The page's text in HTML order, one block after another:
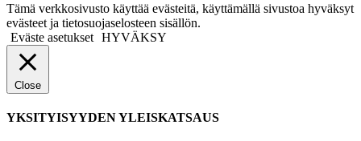
Tämä verkkosivusto käyttää evästeitä, käyttämällä sivustoa hyväksyt
evästeet ja tietosuojaselosteen sisällön.
Eväste asetukset HYVÄKSY
Close
YKSITYISYYDEN YLEISKATSAUS